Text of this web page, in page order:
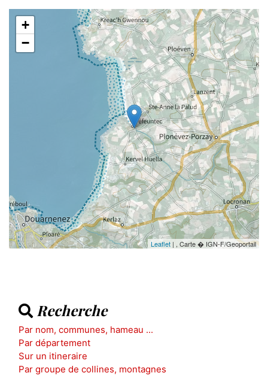
+
−
Leaflet | , Carte � IGN-F/Geoportail
Recherche
Par nom, communes, hameau ...
Par département
Sur un itineraire
Par groupe de collines, montagnes